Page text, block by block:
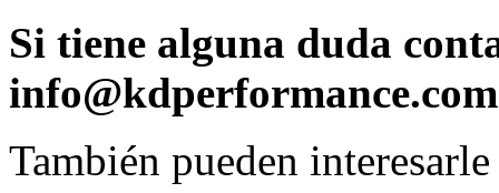
Si tiene alguna duda
info@kdperformance.com
También pueden